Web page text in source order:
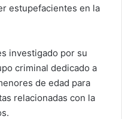
estupefacientes en la
investigado por su
criminal dedicado a
de edad para
relacionadas con la